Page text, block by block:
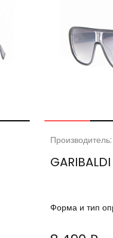
Форма и тип